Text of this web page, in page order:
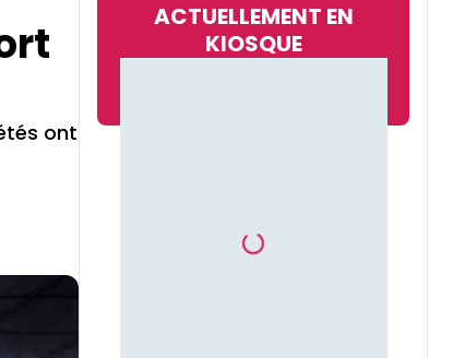
ont
ACTUELLEMENT EN
KIOSQUE